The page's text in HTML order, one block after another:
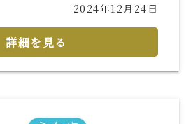
2024年12月24日
詳細を見る